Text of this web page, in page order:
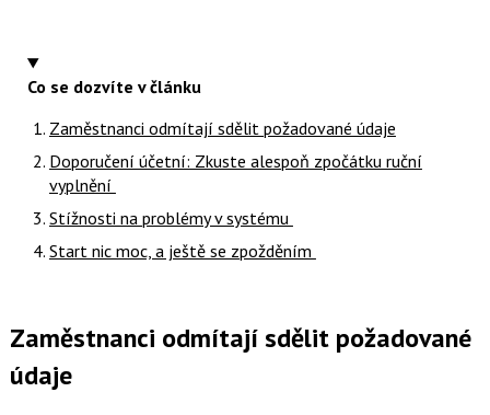
Co se dozvíte v článku
Zaměstnanci odmítají sdělit požadované údaje
Doporučení účetní: Zkuste alespoň zpočátku ruční
vyplnění
Stížnosti na problémy v systému
Start nic moc, a ještě se zpožděním
Zaměstnanci odmítají sdělit požadované
údaje